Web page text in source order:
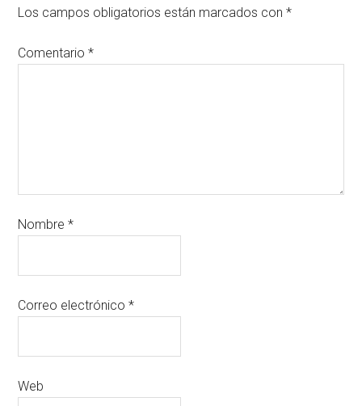
Los campos obligatorios están marcados con*
Comentario*
Nombre*
Correo electrónico*
Web